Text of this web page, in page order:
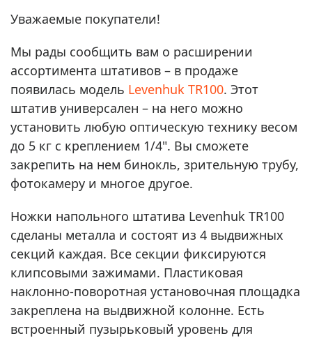
Уважаемые покупатели!
Мы рады сообщить вам о расширении
ассортимента штативов – в продаже
появилась модель Levenhuk TR100. Этот
штатив универсален – на него можно
установить любую оптическую технику весом
до 5 кг с креплением 1/4". Вы сможете
закрепить на нем бинокль, зрительную трубу,
фотокамеру и многое другое.
Ножки напольного штатива Levenhuk TR100
сделаны металла и состоят из 4 выдвижных
секций каждая. Все секции фиксируются
клипсовыми зажимами. Пластиковая
наклонно-поворотная установочная площадка
закреплена на выдвижной колонне. Есть
встроенный пузырьковый уровень для